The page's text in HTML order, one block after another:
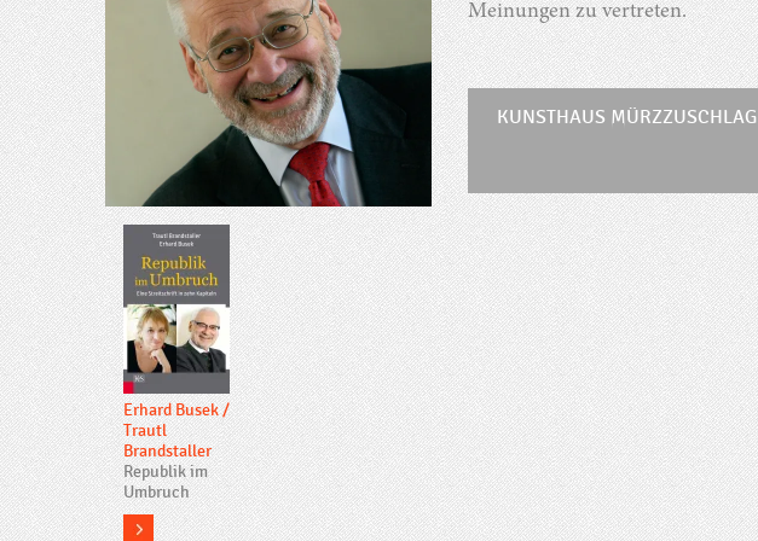
Erhard Busek/
Trautl
Brandstaller
Republik im
Umbruch
more
Meinungen zu vertreten.
KUNSTHAUS MÜRZZUSCHLAG